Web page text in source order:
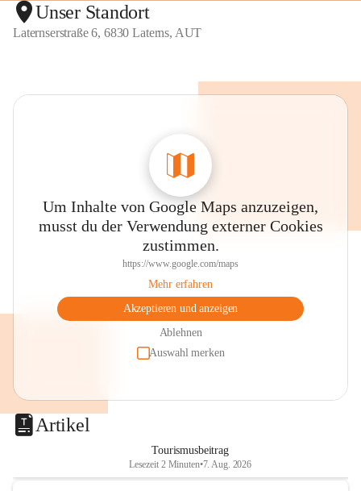
Unser Standort
Laternserstraße 6, 6830 Laterns, AUT
Um Inhalte von Google Maps anzuzeigen,
musst du der Verwendung externer Cookies
zustimmen.
https://www.google.com/maps
Mehr erfahren
Akzeptieren und anzeigen
Ablehnen
Auswahl merken
Artikel
Tourismusbeitrag
Lesezeit 2 Minuten•7. Aug. 2026